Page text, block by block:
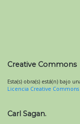
Creative Commons
Esta(s) obra(s) está(n) bajo
Licencia Creative
Carl Sagan.